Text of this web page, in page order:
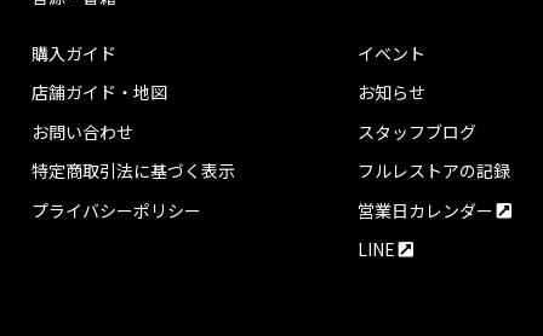
購入ガイド
店舗ガイド・地図
お問い合わせ
特定商取引法に基づく表示
プライバシーポリシー
イベント
お知らせ
スタッフブログ
フルレストアの記録
営業日カレンダー
LINE